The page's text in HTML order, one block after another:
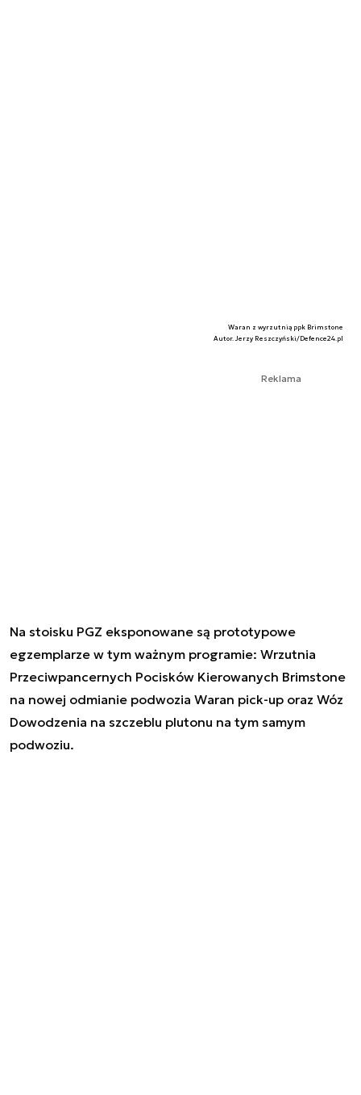
Waran z wyrzutnią ppk Brimstone
Autor. Jerzy Reszczyński/Defence24.pl
Reklama
Na stoisku PGZ eksponowane są prototypowe
egzemplarze w tym ważnym programie: Wrzutnia
Przeciwpancernych Pocisków Kierowanych Brimstone
na nowej odmianie podwozia Waran pick-up oraz Wóz
Dowodzenia na szczeblu plutonu na tym samym
podwoziu.